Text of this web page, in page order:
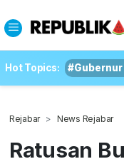
Hot Topics:
Rejabar News Rejabar
Ratusan